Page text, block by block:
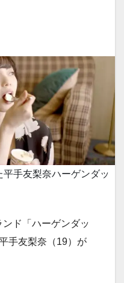
平手友梨奈ハーゲンダッ
ド「ハーゲンダッ
手友梨奈（19）が